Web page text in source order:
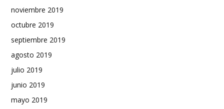
noviembre 2019
octubre 2019
septiembre 2019
agosto 2019
julio 2019
junio 2019
mayo 2019